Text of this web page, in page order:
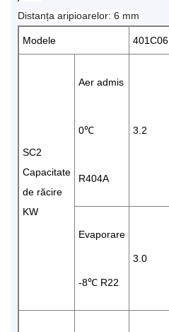
Distanța aripioarelor: 6 mm
Modele 401C06
SC2
Capacitate
de răcire
KW
Aer admis
0℃
R404A
3.2
Evaporare
-8℃ R22
3.0